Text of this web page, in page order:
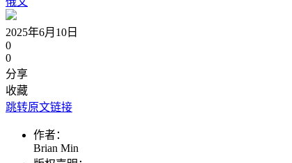
2025年6月10日
0
0
分享
收藏
跳转原文链接
作者：
Brian Min